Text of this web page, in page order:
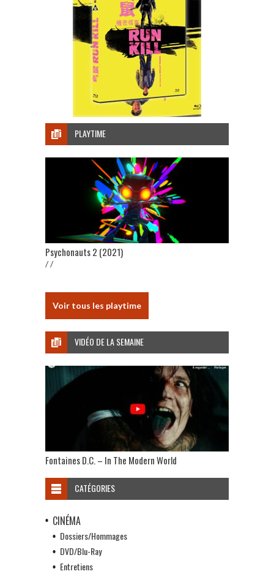
PLAYTIME
Psychonauts 2 (2021)
/ /
Voir tous les playtime
VIDÉO DE LA SEMAINE
Fontaines D.C. – In The Modern World
CATÉGORIES
CINÉMA
Dossiers/Hommages
DVD/Blu-Ray
Entretiens